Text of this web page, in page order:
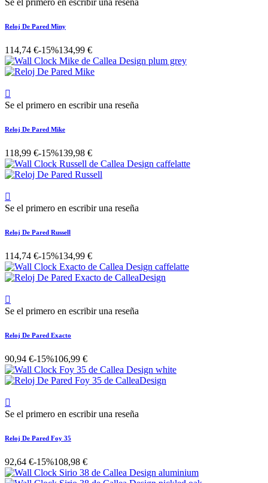
Se el primero en escribir una reseña
Reloj De Pared Miny
114,74 €-15%134,99 €

Se el primero en escribir una reseña
Reloj De Pared Mike
118,99 €-15%139,98 €

Se el primero en escribir una reseña
Reloj De Pared Russell
114,74 €-15%134,99 €

Se el primero en escribir una reseña
Reloj De Pared Exacto
90,94 €-15%106,99 €

Se el primero en escribir una reseña
Reloj De Pared Foy 35
92,64 €-15%108,98 €